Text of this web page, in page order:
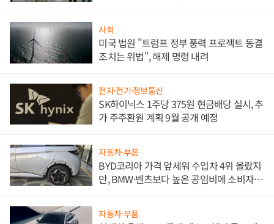
사회
미국 법원 "트럼프 정부 풍력 프로젝트 동결
조치는 위법", 해제 명령 내려
전자·전기·정보통신
SK하이닉스 1주당 375원 현금배당 실시, 추
가 주주환원 계획 9월 공개 예정
자동차·부품
BYD코리아 가격 앞세워 수입차 4위 올랐지
만, BMW·벤츠보다 높은 공임비에 소비자
자동차·부품